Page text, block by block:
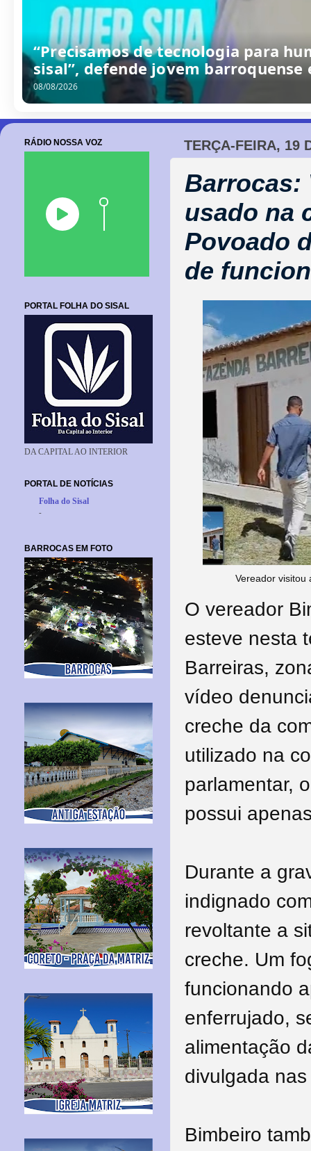
2
0
2
6
TERÇA-FEIRA, 19
Barrocas:
usado na
Povoado
de
Vereador visitou
O vereador
esteve nesta
Barreiras,
vídeo
creche da
utilizado na
parlamentar,
possui
Durante a
indignado
revoltante a
creche. Um
funcionando
enferrujado,
alimentação
divulgada
Bimbeiro
RÁDIO NOSSA VOZ
PORTAL FOLHA DO SISAL
DA CAPITAL AO INTERIOR
PORTAL DE NOTÍCIAS
Folha do Sisal
-
BARROCAS EM FOTO